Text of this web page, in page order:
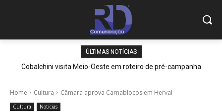
ÚLTIMAS NOTÍCIAS
Cobalchini visita Meio-Oeste em roteiro de pré-campanha
Home Cultura Câmara aprova Carnablocos em Herval
Cultura Notícias